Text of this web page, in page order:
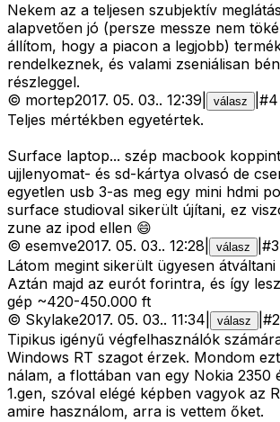
Nekem az a teljesen szubjektív
alapvetően jó (persze messze nem
állítom, hogy a piacon a legjobb)
rendelkeznek, és valami zseniálisan
részleggel.
© mortep2017. 05. 03.. 12:39 válasz #4
Teljes mértékben egyetértek.
Surface laptop... szép macbook
ujjlenyomat- és sd-kártya olvasó de
egyetlen usb 3-as meg egy mini hdmi
surface studioval sikerült újítani, ez
zune az ipod ellen 😄
© esemve2017. 05. 03.. 12:28 válasz #3
Látom megint sikerült ügyesen
Aztán majd az eurót forintra, és így
gép ~420-450.000 ft
© Skylake2017. 05. 03.. 11:34 válasz #2
Tipikus igényű végfelhasználók
Windows RT szagot érzek. Mondom
nálam, a flottában van egy Nokia 2350
1.gen, szóval elégé képben vagyok az
amire használom, arra is vettem őket.